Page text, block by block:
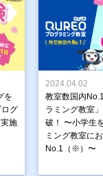
を
グ
施
2024.04.02
教室数国内
ラミング教室
破！ 〜小学生
ミング教室に
No.1（※）〜